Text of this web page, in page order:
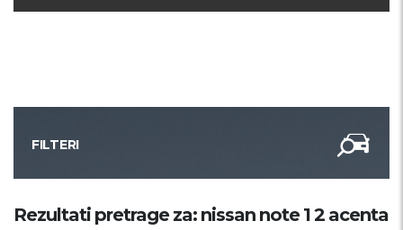
FILTERI
Kategorija
Rezultati pretrage za: nissan note 1 2 acenta